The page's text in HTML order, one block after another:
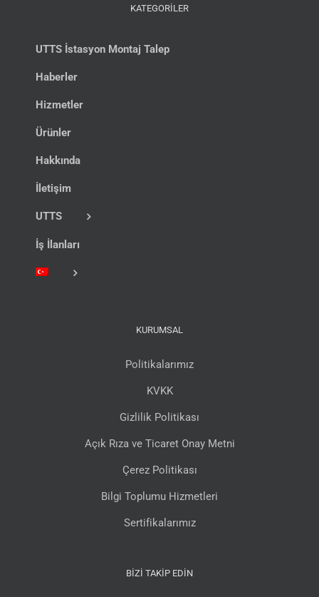
KATEGORİLER
UTTS İstasyon Montaj Talep
Haberler
Hizmetler
Ürünler
Hakkında
İletişim
UTTS
İş İlanları
KURUMSAL
Politikalarımız
KVKK
Gizlilik Politikası
Açık Rıza ve Ticaret Onay Metni
Çerez Politikası
Bilgi Toplumu Hizmetleri
Sertifikalarımız
BIZI TAKIP EDIN